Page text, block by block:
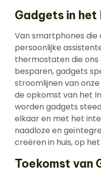
Gadgets in het
Van smartphones die
persoonlijke
thermostaten die
besparen, gadgets
stroomlijnen van
de opkomst van het
worden gadgets
elkaar en met het
naadloze en
creëren in huis, op
Toekomst van